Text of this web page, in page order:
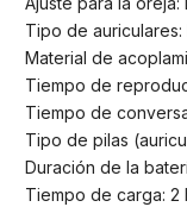
Tipo de
Material de
Tiempo de
Tiempo de
Tipo de pilas
Duración de la
Tiempo de carga: 2